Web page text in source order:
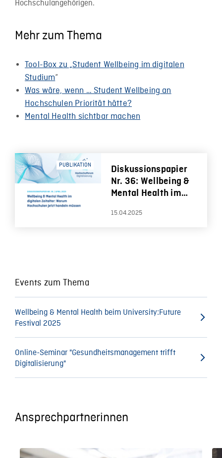
Hochschulangehörigen.
Mehr zum Thema
Tool-Box zu „Student Wellbeing im digitalen
Studium“
Was wäre, wenn … Student Wellbeing an
Hochschulen Priorität hätte?
Mental Health sichtbar machen
PUBLIKATION
Diskussionspapier
Nr. 36: Wellbeing &
Mental Health im
Warum Hochschulen
15.04.2025
Events zum Thema
Wellbeing & Mental Health beim University:Future
Festival 2025
Online-Seminar "Gesundheitsmanagement trifft
Digitalisierung"
Ansprechpartnerinnen